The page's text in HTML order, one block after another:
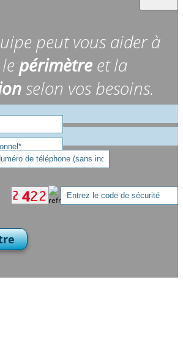
peut vous aider à
périmètre et la
selon vos besoins.